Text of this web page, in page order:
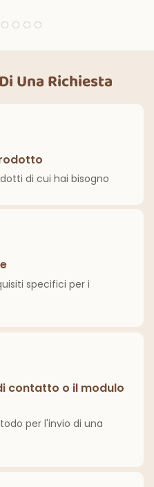
nero con luci
decorazioni
classiche per interni
Una Richiesta
di cui hai bisogno
specifici per i
contatto o il modulo
per l'invio di una